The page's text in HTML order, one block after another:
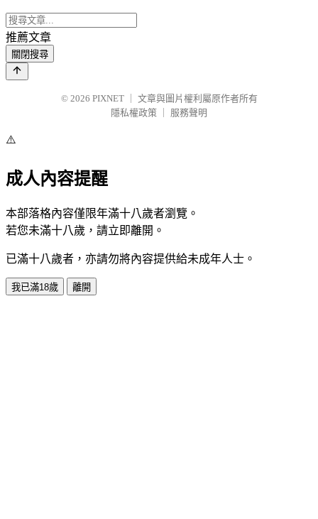
推薦文章
關閉搜尋
© 2026 PIXNET
文章與圖片權利屬原作者所有
隱私權政策
服務聲明
⚠️
成人內容提醒
本部落格內容僅限年滿十八歲者瀏覽。
若您未滿十八歲，請立即離開。
已滿十八歲者，亦請勿將內容提供給未成年人士。
我已滿18歲 離開